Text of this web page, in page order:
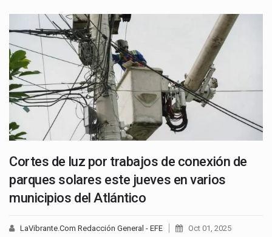
Cortes de luz por trabajos de conexión de
parques solares este jueves en varios
municipios del Atlántico
LaVibrante.Com Redacción General - EFE Oct 01, 2025